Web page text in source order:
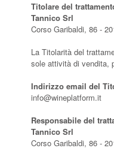
Titolare del
Tannico Srl
Corso Garibaldi, 86 -
La Titolarità del
sole attività di vendita,
Indirizzo email del
info@wineplatform.it
Responsabile del
Tannico Srl
Corso Garibaldi, 86 -